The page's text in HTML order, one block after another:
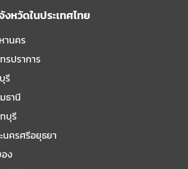
หวัดในประเทศไทย
านคร
รปราการ
รี
ธานี
บุรี
นครศรีอยุธยา
ง